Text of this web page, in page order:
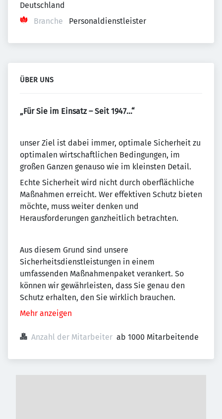
Deutschland
Branche
Personaldienstleister
ÜBER UNS
„Für Sie im Einsatz – Seit 1947…“
unser Ziel ist dabei immer, optimale Sicherheit zu
optimalen wirtschaftlichen Bedingungen, im
großen Ganzen genauso wie im kleinsten Detail.
Echte Sicherheit wird nicht durch oberflächliche
Maßnahmen erreicht. Wer effektiven Schutz bieten
möchte, muss weiter denken und
Herausforderungen ganzheitlich betrachten.
Aus diesem Grund sind unsere
Sicherheitsdienstleistungen in einem
umfassenden Maßnahmenpaket verankert. So
können wir gewährleisten, dass Sie genau den
Schutz erhalten, den Sie wirklich brauchen.
Mehr anzeigen
Anzahl der Mitarbeiter ab 1000 Mitarbeitende